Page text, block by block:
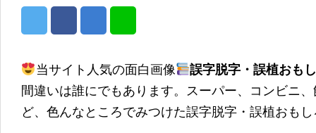
当サイト人気の面白画像
誤字脱字・誤植おも
間違いは誰にでもあります。スーパー、コンビニ
ど、色んなところでみつけた誤字脱字・誤植おも